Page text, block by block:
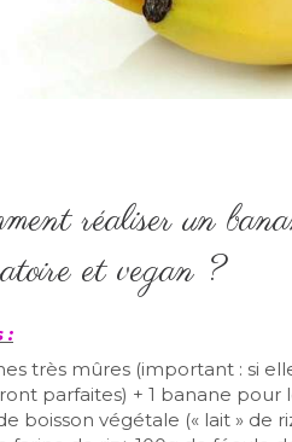
réaliser un
et vegan ?
:
très mûres (important : si
parfaites) + 1 banane pour
boisson végétale (« lait » de